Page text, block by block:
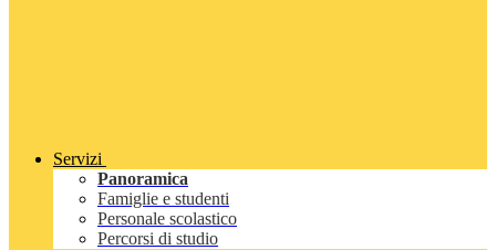
Servizi
Panoramica
Famiglie e studenti
Personale scolastico
Percorsi di studio